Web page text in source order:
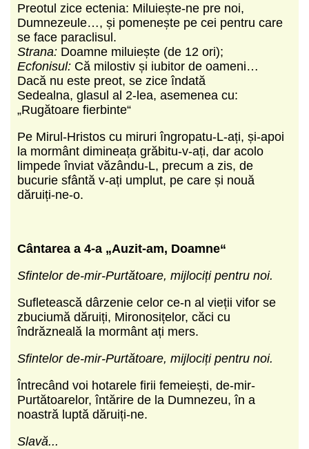
Preotul zice ectenia: Miluiește-ne pre noi,
Dumnezeule…, și pomenește pe cei pentru care
se face paraclisul.
Strana: Doamne miluiește (de 12 ori);
Ecfonisul: Că milostiv și iubitor de oameni…
Dacă nu este preot, se zice îndată
Sedealna, glasul al 2-lea, asemenea cu:
„Rugătoare fierbinte“
Pe Mirul-Hristos cu miruri îngropatu-L-ați, și-apoi
la mormânt dimineața grăbitu-v-ați, dar acolo
limpede înviat văzându-L, precum a zis, de
bucurie sfântă v-ați umplut, pe care și nouă
dăruiți-ne-o.
Cântarea a 4-a „Auzit-am, Doamne“
Sfintelor de-mir-Purtătoare, mijlociți pentru noi.
Sufletească dârzenie celor ce-n al vieții vifor se
zbuciumă dăruiți, Mironosițelor, căci cu
îndrăzneală la mormânt ați mers.
Sfintelor de-mir-Purtătoare, mijlociți pentru noi.
Întrecând voi hotarele firii femeiești, de-mir-
Purtătoarelor, întărire de la Dumnezeu, în a
noastră luptă dăruiți-ne.
Slavă...